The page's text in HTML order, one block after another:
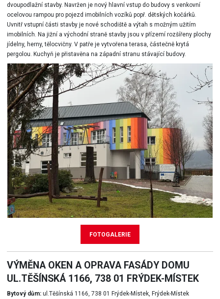
FOTOGALERIE
dvoupodlažní stavby. Navržen je nový hlavní vstup do budovy s venkovní
ocelovou rampou pro pojezd imobilních vozíků popř. dětských kočárků.
Uvnitř vstupní části stavby je nové schodiště a výtah s možným užitím
imobilních. Na jižní a východní straně stavby jsou v přízemí rozšířeny plochy
jídelny, herny, tělocvičny. V patře je vytvořena terasa, částečně krytá
pergolou. Kuchyň je přistavěna na západní stranu stávající budovy.
VÝMĚNA OKEN A OPRAVA FASÁDY DOMU
UL.TĚŠÍNSKÁ 1166, 738 01 FRÝDEK-MÍSTEK
Bytový dům:ul.Těšínská 1166, 738 01 Frýdek-Místek, Frýdek-Místek